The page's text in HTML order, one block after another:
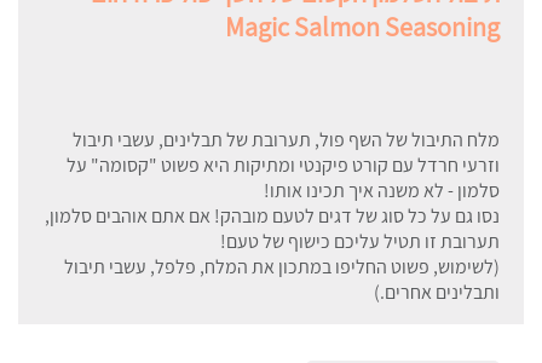
Magic Salmon Seasoning
מלח התיבול של השף פול, תערובת של תבלינים, עשבי תיבול
וזרעי חרדל עם קורט פיקנטי ומתיקות היא פשוט "קסומה" על
סלמון - לא משנה איך תכינו אותו!
נסו גם על כל סוג של דגים לטעם מובהק! אם אתם אוהבים סלמון,
תערובת זו תטיל עליכם כישוף של טעם!
(לשימוש, פשוט החליפו במתכון את המלח, פלפל, עשבי תיבול
ותבלינים אחרים.)